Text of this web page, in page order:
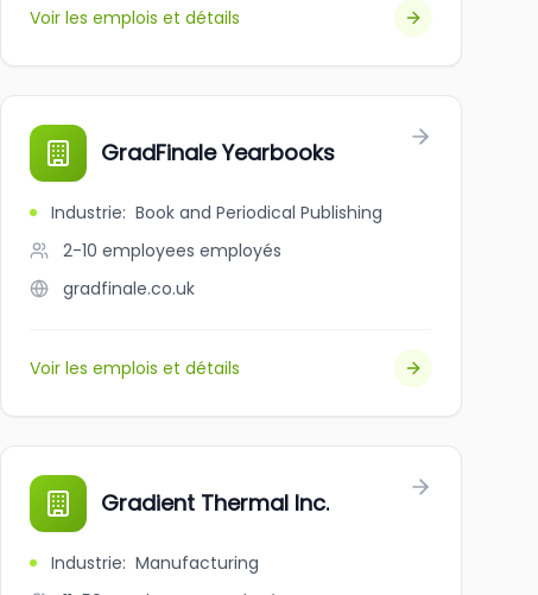
Voir les emplois et détails
GradFinale Yearbooks
Industrie: Book and Periodical Publishing
2-10 employees employés
gradfinale.co.uk
Voir les emplois et détails
Gradient Thermal Inc.
Industrie: Manufacturing